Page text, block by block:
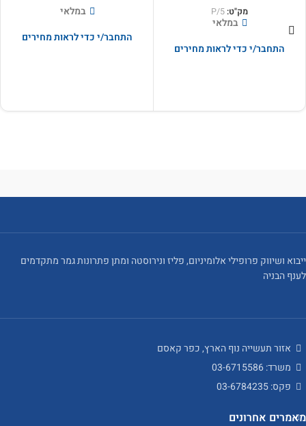
מק"ט: P/5
במלאי
התחבר/י כדי לראות מחירים
במלאי
התחבר/י כדי לראות מחירים
ייבוא ושיווק פרופילי אלומיניום, פליז ונירוסטה ומתן פתרונות גמר מתקדמים
לענף הבניה
אזור תעשייה נוף הארץ, כפר קאסם
משרד: 03-6715586
פקס: 03-6784235
מאמרים אחרונים